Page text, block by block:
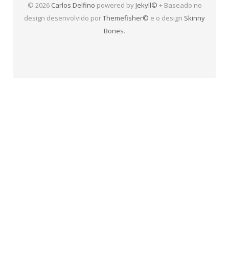
© 2026 Carlos Delfino powered by Jekyll© + Baseado no
design desenvolvido porThemefisher© e o design Skinny
Bones.